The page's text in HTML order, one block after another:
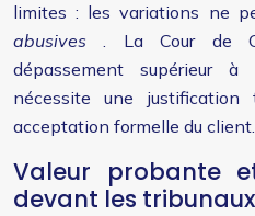
limites : les variations ne
abusives. La Cour de
dépassement supérieur
nécessite une
acceptation formelle du client.
Valeur probante
devant les